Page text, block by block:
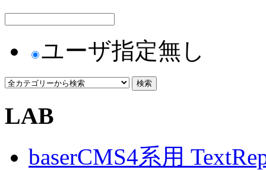
ユーザ指定無し
LAB
baserCMS4系用